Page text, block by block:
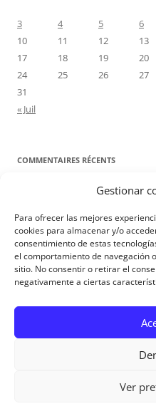
Gestionar
Para ofrecer las mejores
cookies para almacenar y/o
consentimiento de estas
el comportamiento de navegación
sitio. No consentir o retirar el
negativamente a ciertas
Ver
3
4 5 6
10
11 12 13
17
18 19 20
24
25 26 27
31
« Juil
COMMENTAIRES RÉCENTS
Proyecto Amor Conyugaldans
pour les époux : Luc 12, 8-12
Manuel MirallesdansContre
époux : Luc 12, 8-12